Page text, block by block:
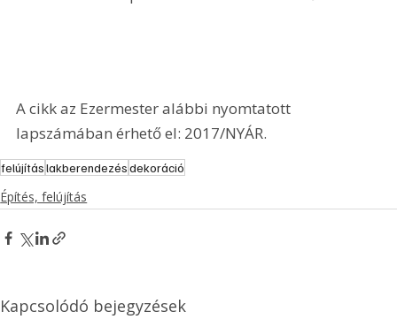
A cikk az Ezermester alábbi nyomtatott
lapszámában érhető el: 2017/NYÁR.
felújításlakberendezésdekoráció
Építés, felújítás
Kapcsolódó bejegyzések